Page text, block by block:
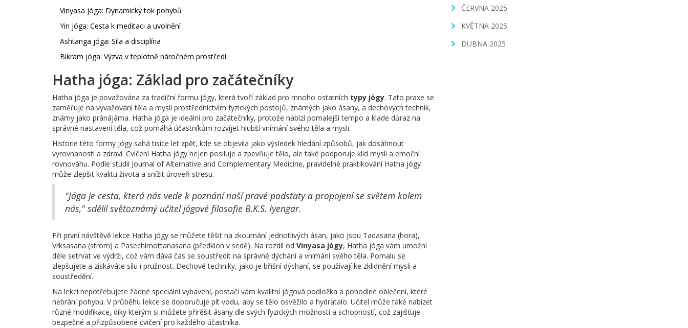
Vinyasa jóga: Dynamický tok pohybů
Yin jóga: Cesta k meditaci a uvolnění
Ashtanga jóga: Síla a disciplína
Bikram jóga: Výzva v teplotně náročném prostředí
Hatha jóga: Základ pro začátečníky
Hatha jóga je považována za tradiční formu jógy, která tvoří základ pro mnoho ostatních typy jógy. Tato praxe se
zaměřuje na vyvažování těla a mysli prostřednictvím fyzických postojů, známých jako ásany, a dechových technik,
známy jako pránájáma. Hatha jóga je ideální pro začátečníky, protože nabízí pomalejší tempo a klade důraz na
správné nastavení těla, což pomáhá účastníkům rozvíjet hlubší vnímání svého těla a mysli.
Historie této formy jógy sahá tisíce let zpět, kde se objevila jako výsledek hledání způsobů, jak dosáhnout
vyrovnanosti a zdraví. Cvičení Hatha jógy nejen posiluje a zpevňuje tělo, ale také podporuje klid mysli a emoční
rovnováhu. Podle studií Journal of Alternative and Complementary Medicine, pravidelné praktikování Hatha jógy
může zlepšit kvalitu života a snížit úroveň stresu.
"Jóga je cesta, která nás vede k poznání naší pravé podstaty a propojení se světem kolem
nás," sdělil světoznámý učitel jógové filosofie B.K.S. Iyengar.
Při první návštěvě lekce Hatha jógy se můžete těšit na zkoumání jednotlivých ásan, jako jsou Tadasana (hora),
Vrksasana (strom) a Pasechimottanasana (předklon v sedě). Na rozdíl od Vinyasa jógy, Hatha jóga vám umožní
déle setrvat ve výdrži, což vám dává čas se soustředit na správné dýchání a vnímání svého těla. Pomalu se
zlepšujete a získáváte sílu i pružnost. Dechové techniky, jako je břišní dýchaní, se používají ke zklidnění mysli a
soustředění.
Na lekci nepotřebujete žádné speciální vybavení, postačí vám kvalitní jógová podložka a pohodlné oblečení, které
nebrání pohybu. V průběhu lekce se doporučuje pít vodu, aby se tělo osvěžilo a hydratalo. Učitel může také nabízet
různé modifikace, díky kterým si můžete přirěšit ásany dle svých fyzických možností a schopností, což zajišťuje
bezpečné a přizpůsobené cvičení pro každého účastníka.
ČERVNA 2025
KVĚTNA 2025
DUBNA 2025